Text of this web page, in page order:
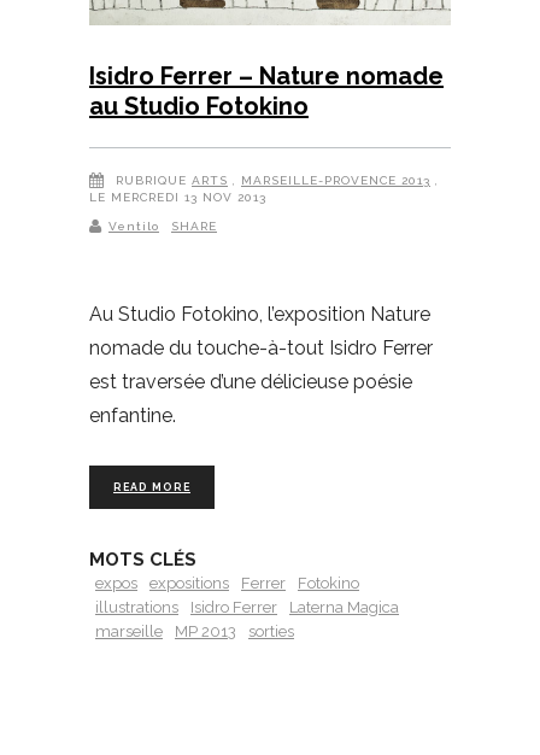
Isidro Ferrer – Nature nomade
au Studio Fotokino
RUBRIQUE ARTS MARSEILLE-PROVENCE 2013
LE MERCREDI 13 NOV 2013
Ventilo SHARE
Au Studio Fotokino, l’exposition Nature
nomade du touche-à-tout Isidro Ferrer
est traversée d’une délicieuse poésie
enfantine.
READ MORE
MOTS CLÉS
expos expositions Ferrer
Fotokino
illustrations
Isidro Ferrer
Laterna Magica
marseille
MP 2013 sorties